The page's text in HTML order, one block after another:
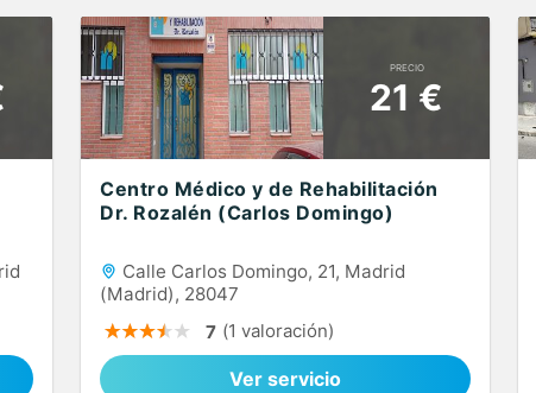
PRECIO
21 €
Centro Médico y de Rehabilitación
Dr. Rozalén (Carlos Domingo)
Calle Carlos Domingo, 21, Madrid
(Madrid), 28047
7 (1 valoración)
Ver servicio